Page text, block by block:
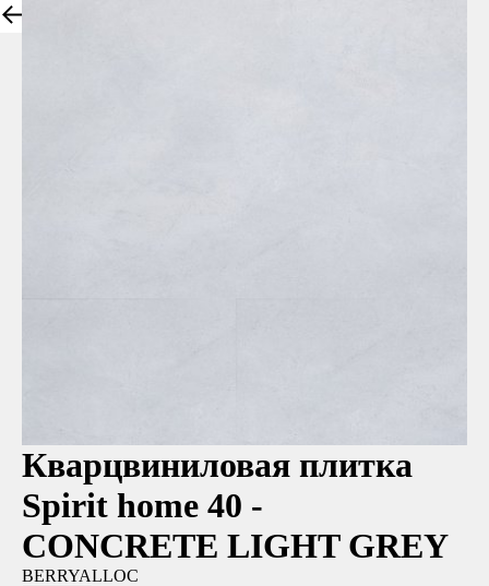
Все товары
Кварцвиниловая плитка
Spirit home 40 -
CONCRETE LIGHT GREY
BERRYALLOC